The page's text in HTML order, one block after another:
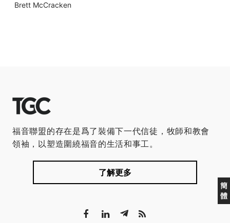
Brett McCracken
簡
體
福音聯盟的存在是爲了裝備下一代信徒，牧師和教會
領袖，以塑造圍繞福音的生活和事工。
了解更多